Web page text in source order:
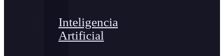
Inteligencia
Artificial